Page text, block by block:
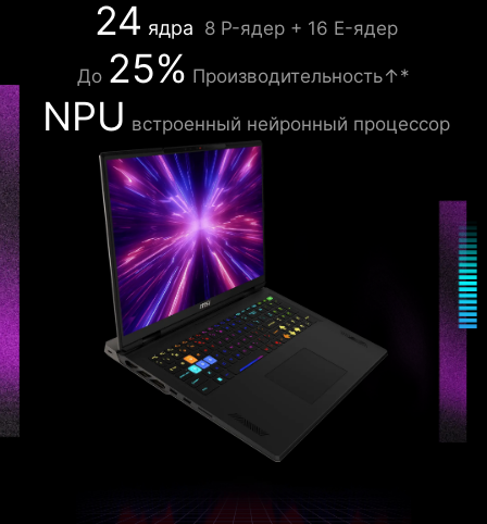
24 ядра 8 P-ядер + 16 E-ядер
До 25% Производительность↑*
NPU встроенный нейронный процессор